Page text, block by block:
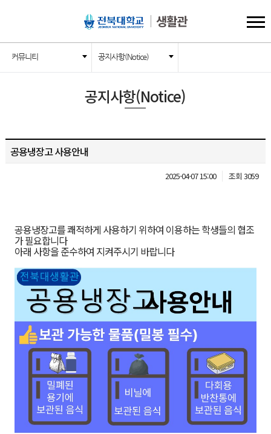
생활관
커뮤니티 공지사항(Notice)
공지사항(Notice)
공용냉장고 사용안내
2025-04-07 15:00 조회 3059
공용냉장고를 쾌적하게 사용하기 위하여 이용하는 학생들의 협조
가 필요합니다
아래 사항을 준수하여 지켜주시기 바랍니다